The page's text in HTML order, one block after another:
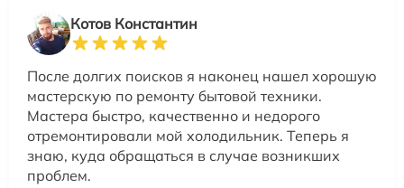
Котов Константин
После долгих поисков я наконец нашел хорошую
мастерскую по ремонту бытовой техники.
Мастера быстро, качественно и недорого
отремонтировали мой холодильник. Теперь я
знаю, куда обращаться в случае возникших
проблем.